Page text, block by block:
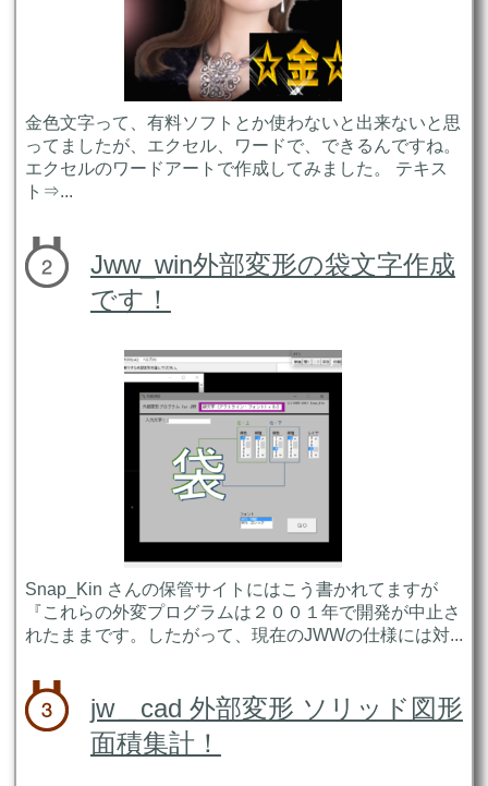
金色文字って、有料ソフトとか使わないと出来ないと思
ってましたが、エクセル、ワードで、できるんですね。
エクセルのワードアートで作成してみました。 テキス
ト⇒...
Jww_win外部変形の袋文字作成
です！
Snap_Kin さんの保管サイトにはこう書かれてますが
『これらの外変プログラムは２００１年で開発が中止さ
れたままです。したがって、現在のJWWの仕様には対...
jw＿cad 外部変形 ソリッド図形
面積集計！